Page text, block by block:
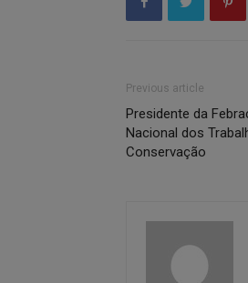
Previous article
Presidente da
Nacional dos
Conservação